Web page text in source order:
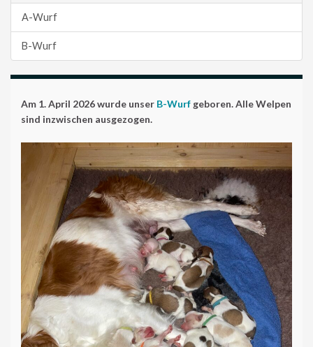
A-Wurf
B-Wurf
Am 1. April 2026 wurde unser B-Wurf geboren. Alle Welpen
sind inzwischen ausgezogen.